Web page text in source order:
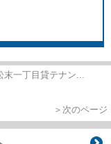
末一丁目貸テナン...
＞次のページ